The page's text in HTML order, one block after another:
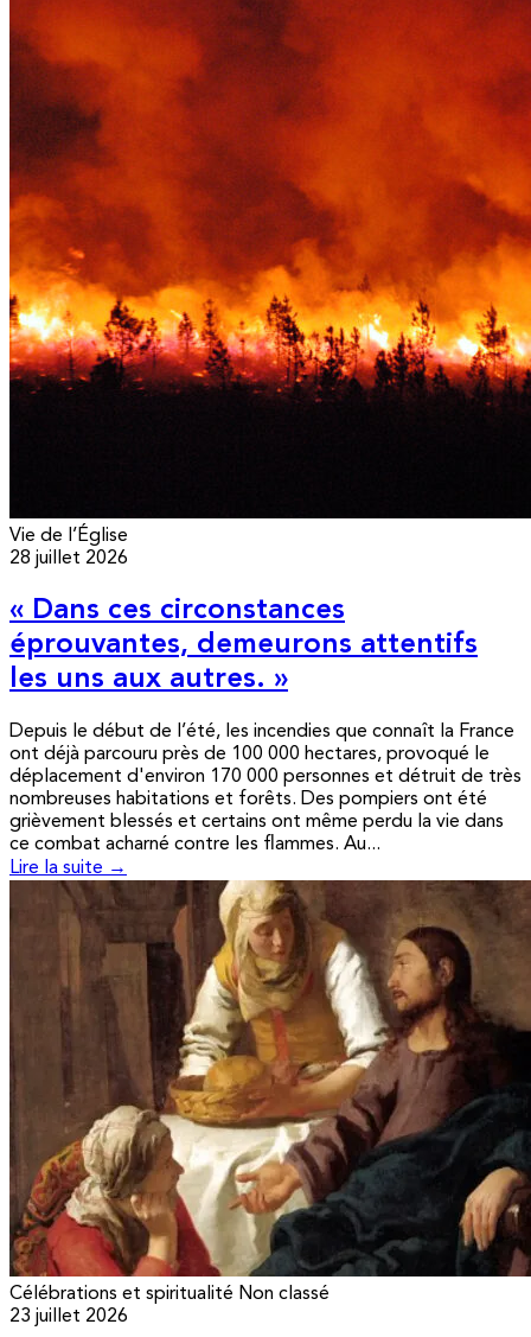
Vie de l’Église
28 juillet 2026
« Dans ces circonstances
éprouvantes, demeurons attentifs
les uns aux autres. »
Depuis le début de l’été, les incendies que connaît la France
ont déjà parcouru près de 100 000 hectares, provoqué le
déplacement d'environ 170 000 personnes et détruit de très
nombreuses habitations et forêts. Des pompiers ont été
grièvement blessés et certains ont même perdu la vie dans
ce combat acharné contre les flammes. Au...
Lire la suite →
Célébrations et spiritualité Non classé
23 juillet 2026